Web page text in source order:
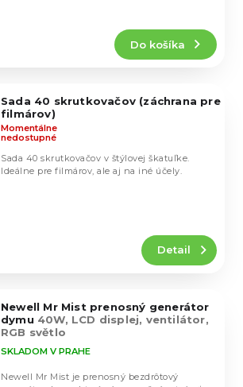
Do košíka
Sada 40 skrutkovačov (záchrana pre
filmárov)
Momentálne
nedostupné
Detail
Sada 40 skrutkovačov v štýlovej škatuľke.
Ideálne pre filmárov, ale aj na iné účely.
Newell Mr Mist prenosný generátor
dymu 40W, LCD displej, ventilátor,
RGB světlo
SKLADOM V PRAHE
Newell Mr Mist je prenosný bezdrôtový